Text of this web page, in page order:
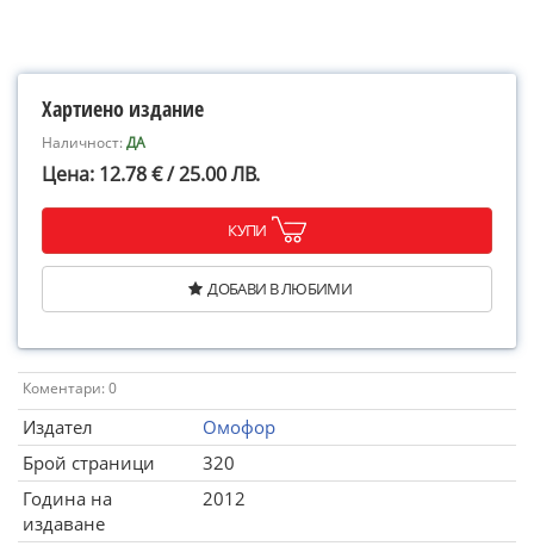
Хартиено издание
Наличност:ДА
Цена: 12.78 € / 25.00 ЛВ.
КУПИ
ДОБАВИ В ЛЮБИМИ
Коментари: 0
Издател
Омофор
Брой страници
320
Година на
издаване
2012